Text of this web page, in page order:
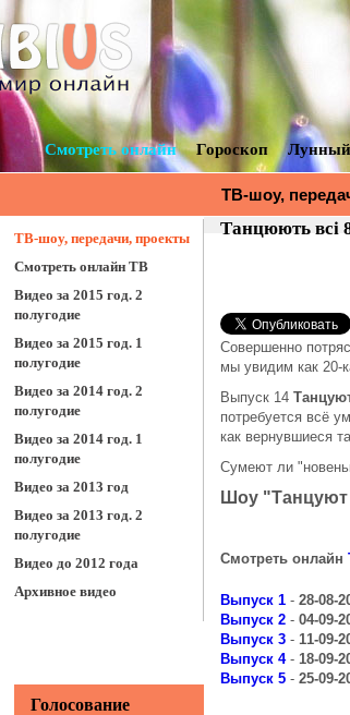
Смотреть онлайн Гороскоп Лунный
ТВ-шоу,
смотреть
Танцюють всі
Совершенно
мы увидим как 20-
Выпуск 14
потребуется всё
как вернувшиеся
Сумеют ли
Шоу "Танцуют
Смотреть онлайн
Выпуск 1 - 28-08-
Выпуск 2 - 04-09-
Выпуск 3 - 11-09-
Выпуск 4- 18-09-
Выпуск 5 - 25-09-
ТВ-шоу, передачи, проекты
Смотреть онлайн ТВ
Видео за 2015 год. 2
полугодие
Видео за 2015 год. 1
полугодие
Видео за 2014 год. 2
полугодие
Видео за 2014 год. 1
полугодие
Видео за 2013 год
Видео за 2013 год. 2
полугодие
Видео до 2012 года
Архивное видео
Голосование